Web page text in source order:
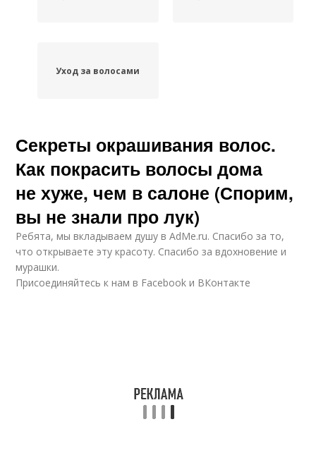
Уход за волосами
Секреты окрашивания волос.
Как покрасить волосы дома
не хуже, чем в салоне (Спорим,
вы не знали про лук)
Ребята, мы вкладываем душу в AdMe.ru. Cпасибо за то,
что открываете эту красоту. Спасибо за вдохновение и
мурашки.
Присоединяйтесь к нам в Facebook и ВКонтакте